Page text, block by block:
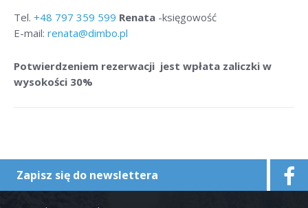
Tel. +48 797 359 599 Renata -księgowość
E-mail: renata@dimbo.pl
Potwierdzeniem rezerwacji jest wpłata zaliczki w
wysokości 30%
Zapisz się do newslettera